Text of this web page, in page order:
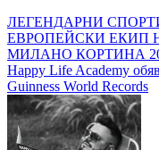
Навигация
ЛЕГЕНДАРНИ
ЕВРОПЕЙСКИ ЕКИП НА
МИЛАНО КОРТИНА
Happy Life Academy
Guinness World Records